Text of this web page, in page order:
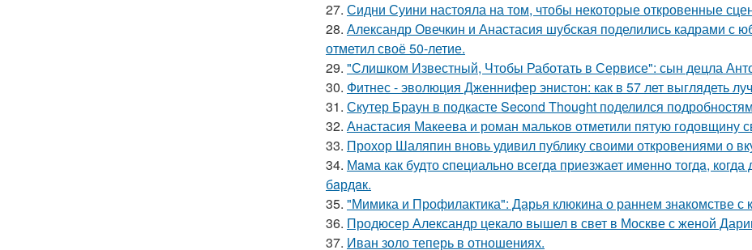
27. Сидни Суини настояла на том, чтобы некоторые откровенные
28. Александр Овечкин и Анастасия шубская поделились кадрами с
отметил своё 50-летие.
29. "Слишком Известный, Чтобы Работать в Сервисе": сын децла
30. Фитнес - эволюция Дженнифер энистон: как в 57 лет выглядеть
31. Скутер Браун в подкасте Second Thought поделился
32. Анастасия Макеева и роман мальков отметили пятую годовщину
33. Прохор Шаляпин вновь удивил публику своими откровениями о
34. Мaма как будто cпециально всегдa приезжает имeнно тогдa,
бaрдaк.
35. "Мимика и Профилактика": Дарья клюкина о раннем знакомстве с
36. Продюсер Александр цекало вышел в свет в Москве с женой
37. Иван золо теперь в отношениях.